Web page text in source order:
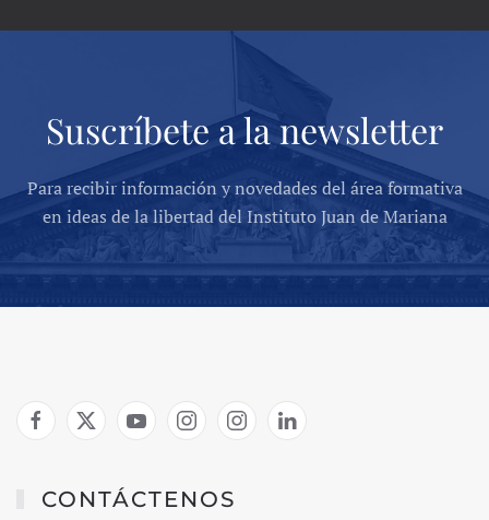
Suscríbete a la newsletter
Para recibir información y novedades del área formativa
en ideas de la libertad del Instituto Juan de Mariana
CONTÁCTENOS